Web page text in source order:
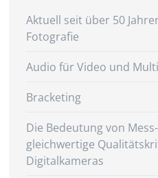
Aktuell seit über 50
Fotografie
Audio für Video und
Bracketing
Die Bedeutung von
gleichwertige
Digitalkameras